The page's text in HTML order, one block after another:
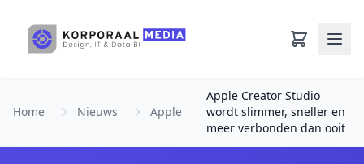
Home Nieuws Apple
Apple Creator Studio
wordt slimmer, sneller en
meer verbonden dan ooit